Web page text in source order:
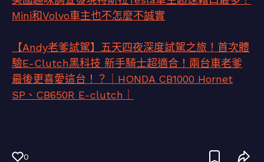
Mini和Volvo車主也不怎麼不誠實
【Andy老爹試駕】五天四夜深度試駕之旅！首次體
驗E-Clutch黑科技 新手騎士超適合！兩台車老爹
最後更喜愛這台！？｜HONDA CB1000 Hornet
SP、CB650R E-clutch｜
0